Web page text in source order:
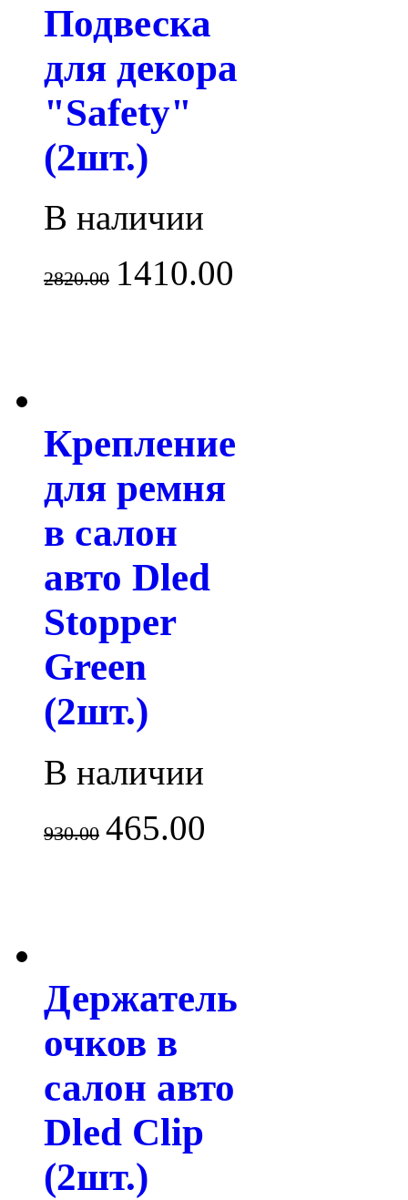
Подвеска
для декора
"Safety"
(2шт.)
В наличии
2820.00 1410.00
Крепление
для ремня
в салон
авто Dled
Stopper
Green
(2шт.)
В наличии
930.00 465.00
Держатель
очков в
салон авто
Dled Clip
(2шт.)